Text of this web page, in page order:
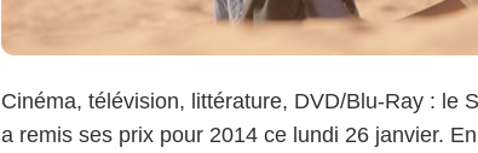
Cinéma, télévision, littérature, DVD/Blu-Ray : le
a remis ses prix pour 2014 ce lundi 26 janvier.